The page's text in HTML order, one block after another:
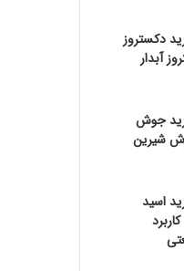
دکستروز
آبدار
جوش
شیرین
اسید